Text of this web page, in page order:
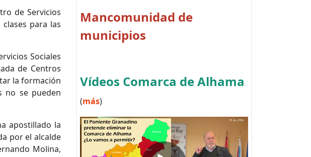
de Servicios
para las
Sociales
de Centros
la formación
no se pueden
apostillado la
por el alcalde
Molina,
Mancomunidad de
municipios
Vídeos Comarca de Alhama
(más)